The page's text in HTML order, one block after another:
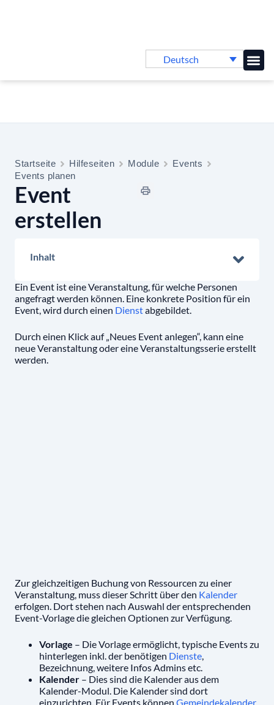
Deutsch
Startseite Hilfeseiten Module
Events
Events planen
Event
erstellen
Inhalt
Ein Event ist eine Veranstaltung, für welche Personen
angefragt werden können. Eine konkrete Position für ein
Event, wird durch einen Dienstabgebildet.
Durch einen Klick auf „Neues Event anlegen“, kann eine
neue Veranstaltung oder eine Veranstaltungsserie erstellt
werden.
Zur gleichzeitigen Buchung von Ressourcen zu einer
Veranstaltung, muss dieser Schritt über den Kalender
erfolgen. Dort stehen nach Auswahl der entsprechenden
Event-Vorlage die gleichen Optionen zur Verfügung.
Vorlage – Die Vorlage ermöglicht, typische Events zu
hinterlegen inkl. der benötigen Dienste
Bezeichnung, weitere Infos Admins etc.
Kalender – Dies sind die Kalender aus dem
Kalender-Modul. Die Kalender sind dort
einzurichten. Für Events können Gemeindekalender